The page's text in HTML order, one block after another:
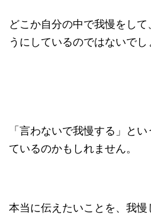
どこか自分の中で我慢をし
うにしているのではないでし
「言わないで我慢する」と
ているのかもしれません。
本当に伝えたいことを、我慢